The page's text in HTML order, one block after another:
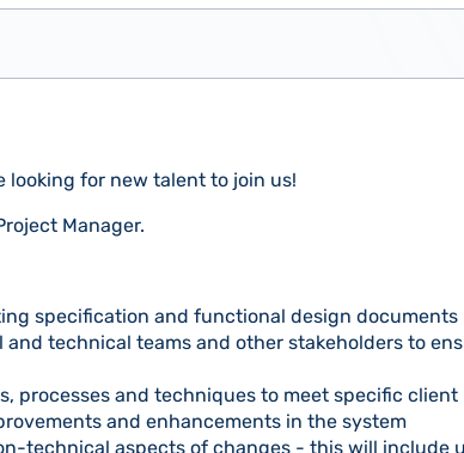
looking for new talent to join us!
Manager.
specification and functional design documents
technical teams and other stakeholders to
processes and techniques to meet specific
and enhancements in the system
technical aspects of changes - this will include